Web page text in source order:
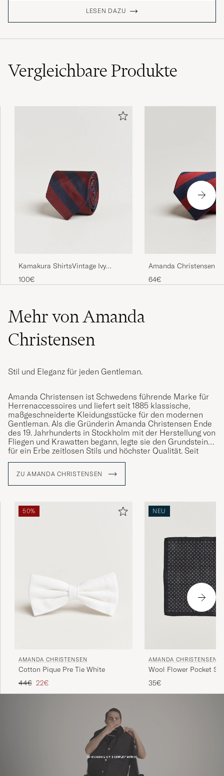
GEKAUFT AM AUF CAREOFCARL.SE
från bilderna.
SAMUEL L GEKAUFT AM AUF CAREOFCARL.SE
Riktigt bra köp, rekommenderar produkten
LESEN DAZU
VergleichbareProdukte
Kamakura ShirtsVintage Ivy
Regimental Stripe Silk
TieNavy/Burgundy
100€
Amanda Christensen
Stripe Classic Tie 8 cm
64€
Mehr von Amanda
Christensen
Stil und Eleganz für jeden Gentleman.
Amanda Christensen ist Schwedens führende Marke für
Herrenaccessoires und liefert seit 1885 klassische,
maßgeschneiderte Kleidungsstücke für den modernen
Gentleman. Als die Gründerin Amanda Christensen Ende
des 19. Jahrhunderts in Stockholm mit der Herstellung von
Fliegen und Krawatten begann, legte sie den Grundstein
für ein Erbe zeitlosen Stils und höchster Qualität. Seit
und Manschettenknöpfe – Details, die die Persönlichkeit
und den Stil anspruchsvoller Männer weltweit
um den Comer See in Italien statt, wo das Handwerk über
Generationen bewahrt wurde.
ZU AMANDA CHRISTENSEN
50%
AMANDA CHRISTENSEN
Cotton Pique Pre Tie White
Regulärer Preis
44€ Reduzierter Preis
22€
NEU
AMANDA CHRISTENSEN
Wool Flower Pocket
35€